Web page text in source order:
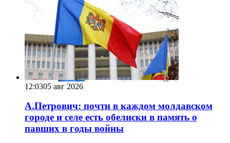
12:0305 авг 2026
А.Петрович: почти в каждом молдавском
городе и селе есть обелиски в память о
павших в годы войны